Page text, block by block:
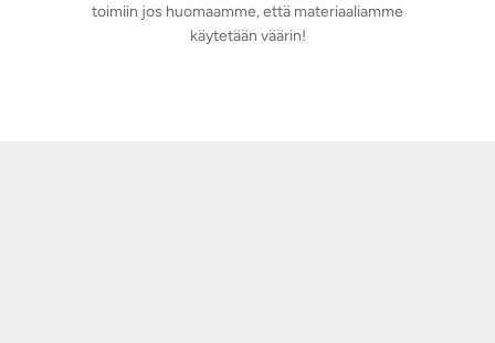
toimiin jos huomaamme, että materiaaliamme
käytetään väärin!